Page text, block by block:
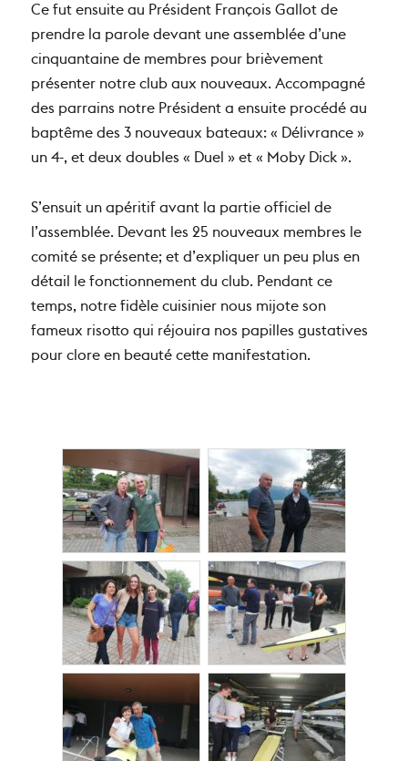
Ce fut ensuite au Président François Gallot de
prendre la parole devant une assemblée d’une
cinquantaine de membres pour brièvement
présenter notre club aux nouveaux. Accompagné
des parrains notre Président a ensuite procédé au
baptême des 3 nouveaux bateaux: « Délivrance »
un 4-, et deux doubles « Duel » et « Moby Dick ».
S’ensuit un apéritif avant la partie officiel de
l’assemblée. Devant les 25 nouveaux membres le
comité se présente; et d’expliquer un peu plus en
détail le fonctionnement du club. Pendant ce
temps, notre fidèle cuisinier nous mijote son
fameux risotto qui réjouira nos papilles gustatives
pour clore en beauté cette manifestation.